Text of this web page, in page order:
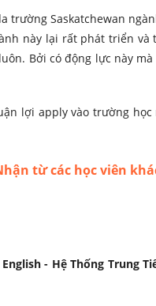
trường Saskatchewan
này lại rất phát triển
Bởi có động lực này
lợi apply vào trường
từ các học viên
- Hệ Thống Trung